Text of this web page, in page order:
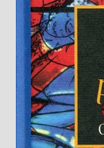
Pre školy
Knižný klub
Kontakt